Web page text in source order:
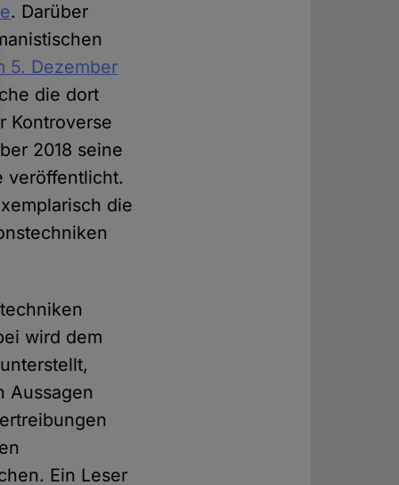
. Darüber
5. Dezember
die dort
Kontroverse
2018 seine
veröffentlicht.
die
wird dem
Aussagen
Ein Leser